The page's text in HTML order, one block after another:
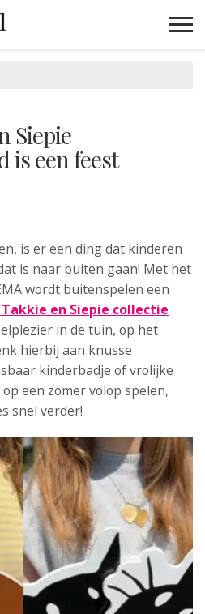
Siepie
is een feest
is er een ding dat kinderen
is naar buiten gaan! Met het
wordt buitenspelen een
en Siepie collectie
in de tuin, op het
hierbij aan knusse
kinderbadje of vrolijke
een zomer volop spelen,
snel verder!